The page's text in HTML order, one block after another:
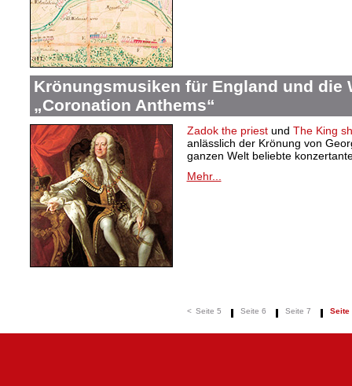
Krönungsmusiken für England und die
„Coronation Anthems“
Zadok the priestund The King
anlässlich der Krönung von
ganzen Welt beliebte
Mehr...
< Seite 5 Seite 6 Seite 7 Seite